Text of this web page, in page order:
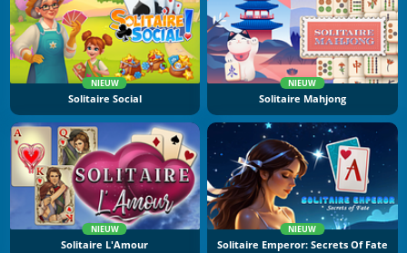
NIEUW
Solitaire Social
NIEUW
Solitaire Mahjong
NIEUW
Solitaire L'Amour
NIEUW
Solitaire Emperor: Secrets Of Fate